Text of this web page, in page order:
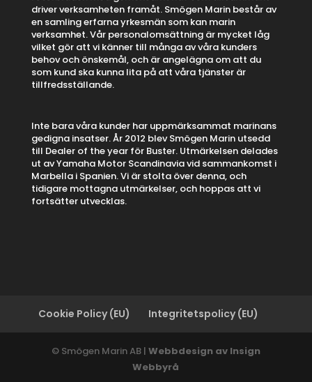
driver verksamheten framåt. Smögen Marin består av
en samling erfarna yrkesmän som kan marin
verksamhet. Vår personalomsättning är mycket låg
vilket gör att vi känner till många av våra kunders
behov och önskemål, och är angelägna om att du
som kund ska kunna lita på att våra tjänster är
tillfredsställande.
Inte bara våra kunder har uppmärksammat marinans
gedigna insatser. År 2012 blev Smögen Marin utsedd
till Dealer of the year för Buster. Utmärkelsen delades
ut av Yamaha Motor Scandinavia vid sammankomst i
Marbella i Spanien. Vi är stolta över denna, och
tidigare mottagna utmärkelser, och hoppas att vi
fortsätter utvecklas.
Cookie Policy (EU) Integritetspolicy (EU)
© Smögen Marin AB | Webbdesign av Insign
Webbyrå